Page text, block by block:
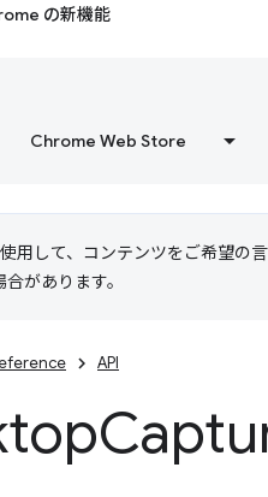
の新機能
Chrome Web Store
用して、コンテンツをご希望の
があります。
API